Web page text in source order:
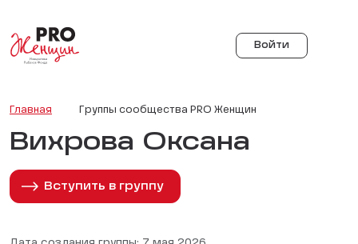
Войти
Главная Группы сообщества PRO Женщин
Вихрова Оксана
Вступить в группу